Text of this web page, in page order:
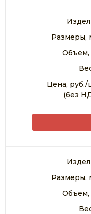
Размеры,
Объем,
Цена, руб./
(без
Размеры,
Объем,